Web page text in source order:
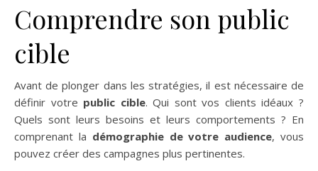
Comprendre son public
cible
Avant de plonger dans les stratégies, il est nécessaire de
définir votre public cible. Qui sont vos clients idéaux ?
Quels sont leurs besoins et leurs comportements ? En
comprenant la démographie de votre audience, vous
pouvez créer des campagnes plus pertinentes.